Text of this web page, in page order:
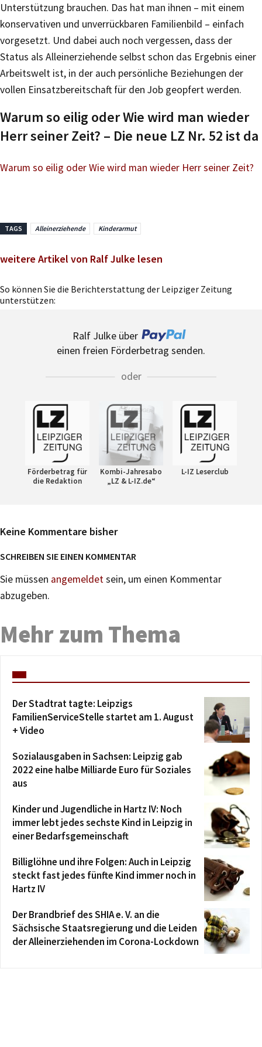
Unterstützung brauchen. Das hat man ihnen – mit einem
konservativen und unverrückbaren Familienbild – einfach
vorgesetzt. Und dabei auch noch vergessen, dass der
Status als Alleinerziehende selbst schon das Ergebnis einer
Arbeitswelt ist, in der auch persönliche Beziehungen der
vollen Einsatzbereitschaft für den Job geopfert werden.
Warum so eilig oder Wie wird man wieder
Herr seiner Zeit? – Die neue LZ Nr. 52 ist da
Warum so eilig oder Wie wird man wieder Herr seiner Zeit?
TAGS Alleinerziehende Kinderarmut
weitere Artikel von Ralf Julke lesen
So können Sie die Berichterstattung der Leipziger Zeitung
unterstützen:
Ralf Julke über
einen freien Förderbetrag senden.
oder
Förderbetrag für
die Redaktion
Kombi-Jahresabo
„LZ & L-IZ.de“
L-IZ Leserclub
Keine Kommentare bisher
SCHREIBEN SIE EINEN KOMMENTAR
Sie müssen angemeldetsein, um einen Kommentar
abzugeben.
Mehr zum Thema
Der Stadtrat tagte: Leipzigs
FamilienServiceStelle startet am 1. August
+ Video
Sozialausgaben in Sachsen: Leipzig gab
2022 eine halbe Milliarde Euro für Soziales
aus
Kinder und Jugendliche in Hartz IV: Noch
immer lebt jedes sechste Kind in Leipzig in
einer Bedarfsgemeinschaft
Billiglöhne und ihre Folgen: Auch in Leipzig
steckt fast jedes fünfte Kind immer noch in
Hartz IV
Der Brandbrief des SHIA e. V. an die
Sächsische Staatsregierung und die Leiden
der Alleinerziehenden im Corona-Lockdown